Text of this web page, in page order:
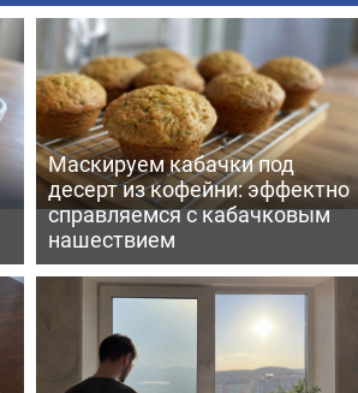
Маскируем кабачки под
десерт из кофейни: эффектно
справляемся с кабачковым
нашествием